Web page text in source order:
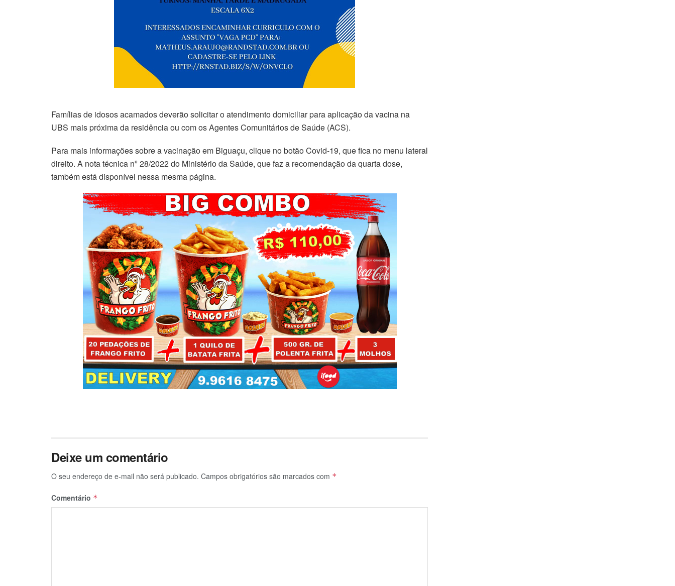
Famílias de idosos acamados deverão solicitar o atendimento domiciliar para aplicação da vacina na
UBS mais próxima da residência ou com os Agentes Comunitários de Saúde (ACS).
Para mais informações sobre a vacinação em Biguaçu, clique no botão Covid-19, que fica no menu lateral
direito. A nota técnica nº 28/2022 do Ministério da Saúde, que faz a recomendação da quarta dose,
também está disponível nessa mesma página.
Deixe um comentário
O seu endereço de e-mail não será publicado. Campos obrigatórios são marcados com *
Comentário *